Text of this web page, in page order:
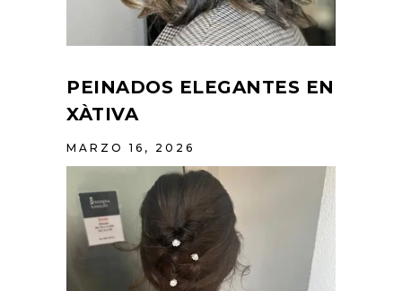
PEINADOS ELEGANTES EN
XÀTIVA
MARZO 16, 2026